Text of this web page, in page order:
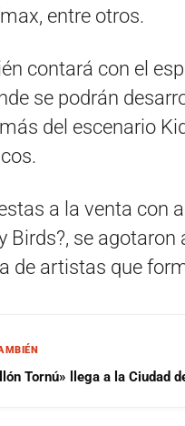
entre otros.
contará con el
se podrán
del escenario
a la venta con
Birds?, se
de artistas que
Tornú» llega a la Ciudad